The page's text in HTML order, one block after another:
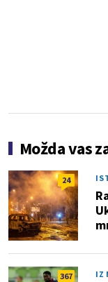
Možda vas
24
367 IZ